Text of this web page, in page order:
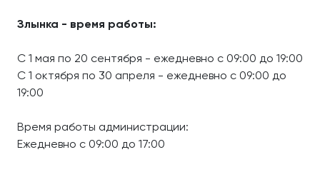
Злынка - время работы:
С 1 мая по 20 сентября - ежедневно с 09:00 до 19:00
С 1 октября по 30 апреля - ежедневно с 09:00 до
19:00
Время работы администрации:
Ежедневно с 09:00 до 17:00